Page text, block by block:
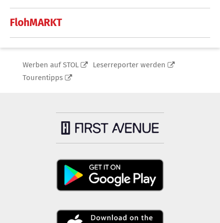
FlohMARKT
Werben auf STOL
Leserreporter werden
Tourentipps